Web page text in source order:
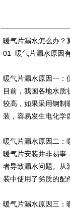
暖气片漏水怎么办？
01 暖气片漏水原因
暖气片漏水原因一：
目前，我国各地水质
较高，如果采用钢制
装，容易发生电化学
暖气片漏水原因二：
暖气片安装并非易事
者导致漏水问题。从
装中使用了劣质的配
暖气片漏水原因三：